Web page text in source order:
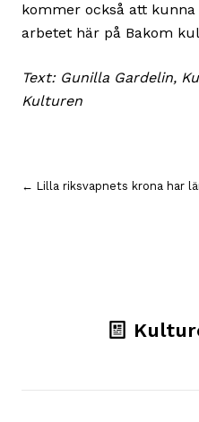
kommer också att
arbetet här på Bakom
Text: Gunilla Gardelin,
Kulturen
← Lilla riksvapnets krona har